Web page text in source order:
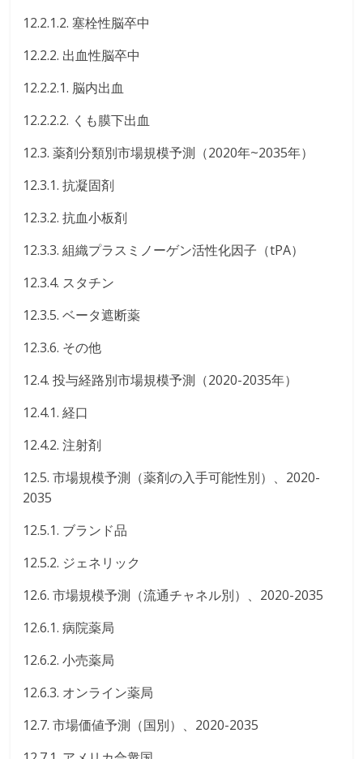
12.2.1.2. 塞栓性脳卒中
12.2.2. 出血性脳卒中
12.2.2.1. 脳内出血
12.2.2.2. くも膜下出血
12.3. 薬剤分類別市場規模予測（2020年~2035年）
12.3.1. 抗凝固剤
12.3.2. 抗血小板剤
12.3.3. 組織プラスミノーゲン活性化因子（tPA）
12.3.4. スタチン
12.3.5. ベータ遮断薬
12.3.6. その他
12.4. 投与経路別市場規模予測（2020-2035年）
12.4.1. 経口
12.4.2. 注射剤
12.5. 市場規模予測（薬剤の入手可能性別）、2020-
2035
12.5.1. ブランド品
12.5.2. ジェネリック
12.6. 市場規模予測（流通チャネル別）、2020-2035
12.6.1. 病院薬局
12.6.2. 小売薬局
12.6.3. オンライン薬局
12.7. 市場価値予測（国別）、2020-2035